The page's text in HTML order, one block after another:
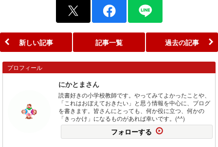
新しい記事 記事一覧 過去の記事
プロフィール
にかとまさん
読書好きの小学校教師です。やってみてよかったことや、
「これはおぼえておきたい」と思う情報を中心に、ブログ
を書きます。皆さんにとっても、何か役に立つ、何かの
「きっかけ」になるものがあれば幸いです。(^^)
フォローする